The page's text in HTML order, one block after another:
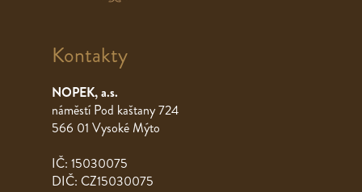
Kontakty
NOPEK, a.s.
náměstí Pod kaštany 724
566 01 Vysoké Mýto
IČ: 15030075
DIČ: CZ15030075